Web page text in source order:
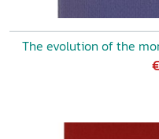
The evolution of the